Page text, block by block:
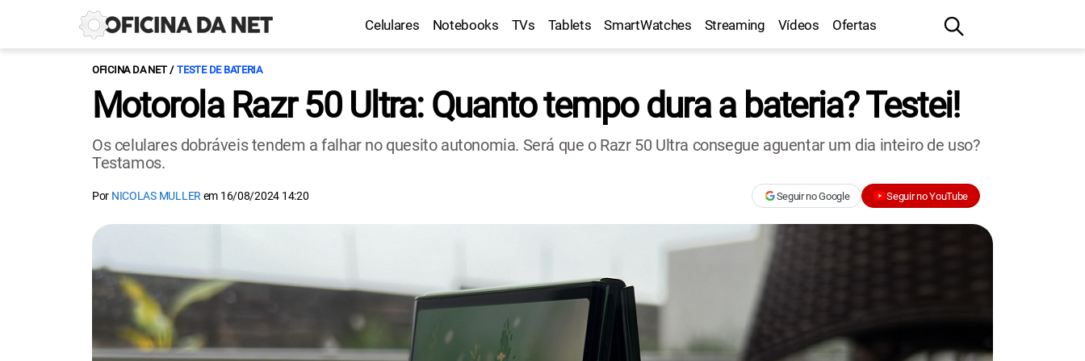
Celulares Notebooks TVs Tablets SmartWatches Streaming Vídeos Ofertas
OFICINA DA NET TESTE DE BATERIA
Motorola Razr 50 Ultra: Quanto tempo dura a bateria? Testei!
Os celulares dobráveis tendem a falhar no quesito autonomia. Será que o Razr 50 Ultra consegue aguentar um dia inteiro de uso?
Testamos.
Por NICOLAS MULLER em 16/08/2024 14:20 Seguir no Google Seguir no YouTube